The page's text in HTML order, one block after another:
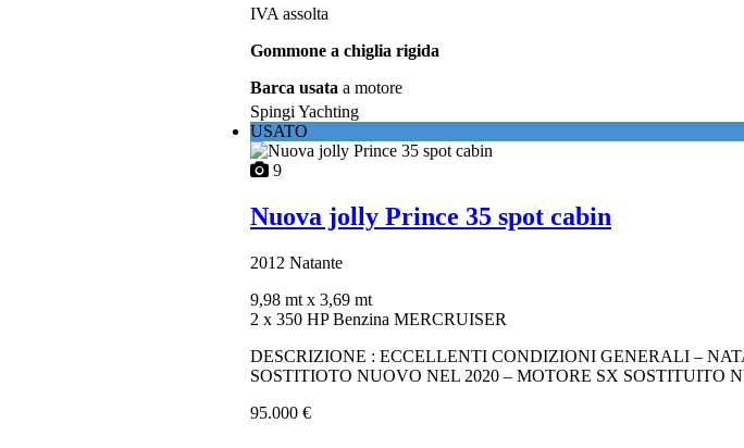
IVA assolta
Gommone a chiglia rigida
Barca usata a motore
Spingi Yachting
USATO
9
Nuova jolly Prince 35 spot cabin
2012 Natante
9,98 mt x 3,69 mt
2 x 350 HP Benzina MERCRUISER
DESCRIZIONE : ECCELLENTI CONDIZIONI GENERALI –
SOSTITIOTO NUOVO NEL 2020 – MOTORE SX SOSTITUITO
95.000 €